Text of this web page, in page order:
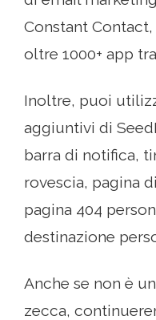
Constant
oltre 1000+ app
Inoltre, puoi
aggiuntivi di
barra di notifica,
rovescia, pagina
pagina 404
destinazione
Anche se non è
zecca,